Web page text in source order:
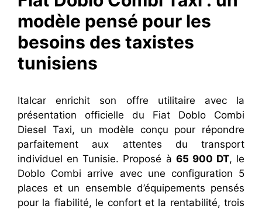
modèle pensé pour les
besoins des taxistes
tunisiens
Italcar enrichit son offre utilitaire avec la
présentation officielle du Fiat Doblo Combi
Diesel Taxi, un modèle conçu pour répondre
parfaitement aux attentes du transport
individuel en Tunisie. Proposé à 65 900 DT, le
Doblo Combi arrive avec une configuration 5
places et un ensemble d’équipements pensés
pour la fiabilité, le confort et la rentabilité, trois